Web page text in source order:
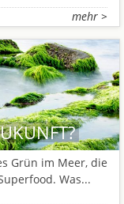
mehr >
Grün im Meer, die
Was...